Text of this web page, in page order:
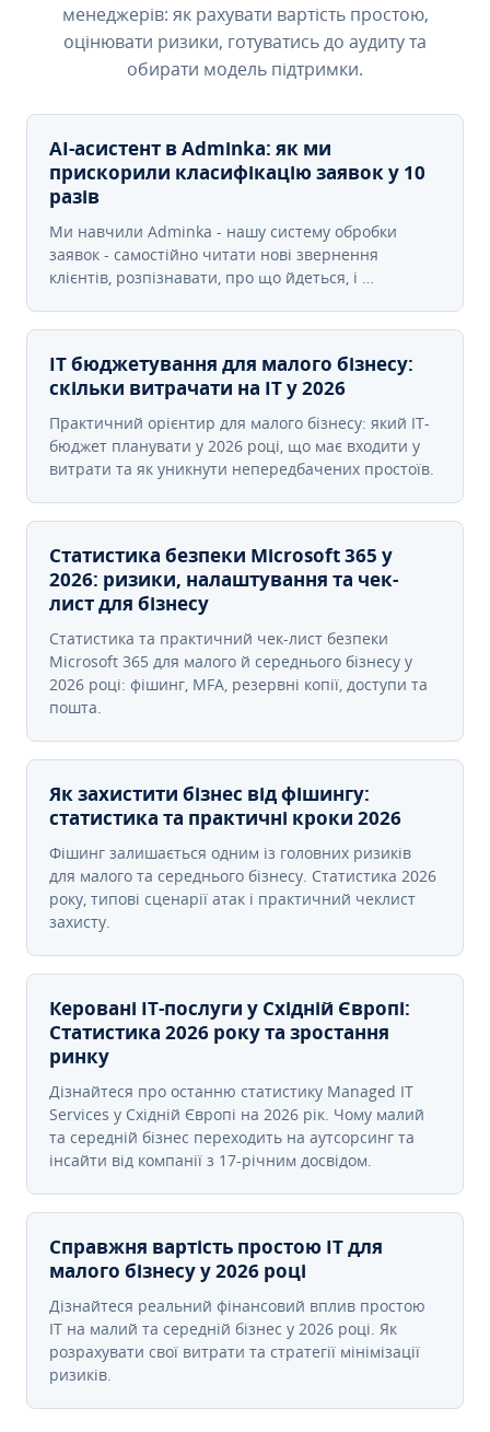
менеджерів: як рахувати вартість простою,
оцінювати ризики, готуватись до аудиту та
обирати модель підтримки.
AI-асистент в Adminka: як ми
прискорили класифікацію заявок у 10
разів
Ми навчили Adminka - нашу систему обробки
заявок - самостійно читати нові звернення
клієнтів, розпізнавати, про що йдеться, і …
IT бюджетування для малого бізнесу:
скільки витрачати на IT у 2026
Практичний орієнтир для малого бізнесу: який IT-
бюджет планувати у 2026 році, що має входити у
витрати та як уникнути непередбачених простоїв.
Статистика безпеки Microsoft 365 у
2026: ризики, налаштування та чек-
лист для бізнесу
Статистика та практичний чек-лист безпеки
Microsoft 365 для малого й середнього бізнесу у
2026 році: фішинг, MFA, резервні копії, доступи та
пошта.
Як захистити бізнес від фішингу:
статистика та практичні кроки 2026
Фішинг залишається одним із головних ризиків
для малого та середнього бізнесу. Статистика 2026
року, типові сценарії атак і практичний чеклист
захисту.
Керовані ІТ-послуги у Східній Європі:
Статистика 2026 року та зростання
ринку
Дізнайтеся про останню статистику Managed IT
Services у Східній Європі на 2026 рік. Чому малий
та середній бізнес переходить на аутсорсинг та
інсайти від компанії з 17-річним досвідом.
Справжня вартість простою IT для
малого бізнесу у 2026 році
Дізнайтеся реальний фінансовий вплив простою
IT на малий та середній бізнес у 2026 році. Як
розрахувати свої витрати та стратегії мінімізації
ризиків.